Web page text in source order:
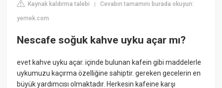
Kaynak kaldırma talebi |Cevabın tamamını burada okuyun:
yemek.com
Nescafe soğuk kahve uyku açar mı?
evet kahve uyku açar. içinde bulunan kafein gibi maddelerle
uykumuzu kaçırma özelliğine sahiptir. gereken gecelerin en
büyük yardımcısı olmaktadır. Herkesin kafeine karşı